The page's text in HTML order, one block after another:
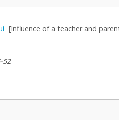
[Influence of a teacher and
52